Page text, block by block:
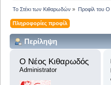
Το Στέκι των Κιθαρωδών » Προφίλ του
Πληροφορίες προφίλ
Περίληψη
Ο Νέος Κιθαρωδός
Administrator